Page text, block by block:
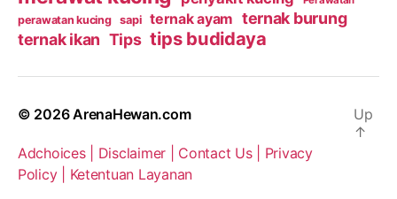
perawatan kucing sapi ternak ayam ternak burung
ternak ikan Tips tips budidaya
© 2026ArenaHewan.com
Adchoices | Disclaimer | Contact Us | Privacy
Policy | Ketentuan Layanan
Up
↑